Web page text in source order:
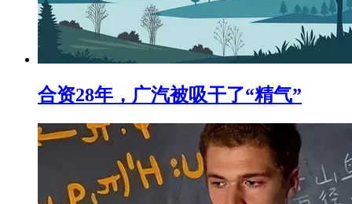
合资28年，广汽被吸干了“精气”